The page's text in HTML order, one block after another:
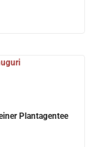
Plantagentee